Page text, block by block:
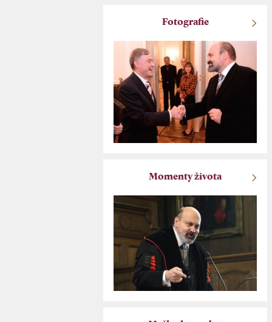
Fotografie
Momenty života